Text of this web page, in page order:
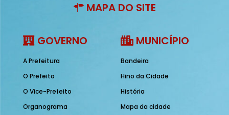
MAPA DO SITE
GOVERNO
A Prefeitura
O Prefeito
O Vice-Prefeito
Organograma
MUNICÍPIO
Bandeira
Hino da Cidade
História
Mapa da cidade